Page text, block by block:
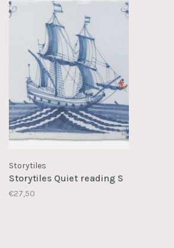
Storytiles
Storytiles Quiet reading S
€27,50